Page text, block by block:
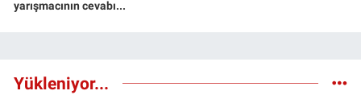
yarışmacının cevabı...
Yükleniyor...